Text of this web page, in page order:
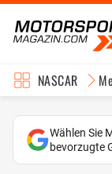
NASCAR
Wählen Sie
bevorzugte